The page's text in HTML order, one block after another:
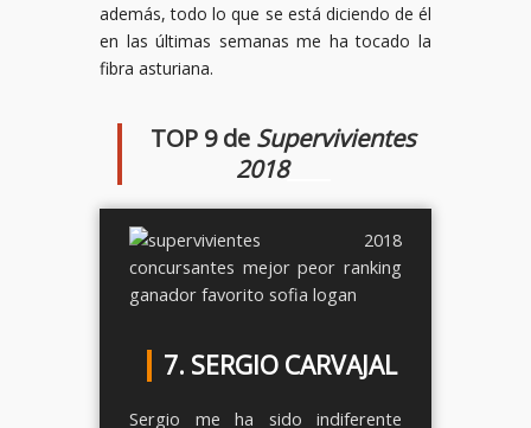
además, todo lo que se está diciendo de él
en las últimas semanas me ha tocado la
fibra asturiana.
TOP 9 de Supervivientes
2018____
7. SERGIO CARVAJAL
Sergio me ha sido indiferente